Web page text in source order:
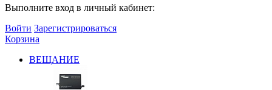
Выполните вход в личный кабинет:
Войти Зарегистрироваться
Корзина
ВЕЩАНИЕ